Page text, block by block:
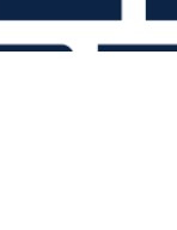
от 1550 ₽